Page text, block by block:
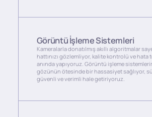
Görüntü İşleme Sistemleri
Kameralarla donatılmış akıllı algoritmalar
hattınızı gözlemliyor, kalite kontrolü ve hata
anında yapıyoruz. Görüntü işleme
gözünün ötesinde bir hassasiyet sağlıyor,
güvenli ve verimli hale getiriyoruz.